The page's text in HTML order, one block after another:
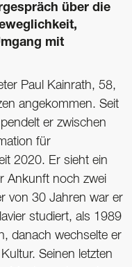
über die
mit
Paul Kainrath, 58,
angekommen. Seit
er zwischen
für
2020. Er sieht ein
Ankunft noch zwei
von 30 Jahren war er
studiert, als 1989
danach wechselte er
Seinen letzten